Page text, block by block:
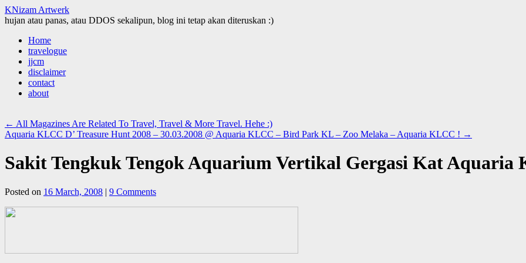
KNizam Artwerk
hujan atau panas, atau DDOS sekalipun, blog ini tetap akan diteruskan :)
Skip
content
Home
travelogue
jjcm
disclaimer
contact
about
← All Magazines Are Related To Travel, Travel & More Travel. Hehe :)
Aquaria KLCC D’ Treasure Hunt 2008 – 30.03.2008 @ Aquaria KLCC – Bird Park KL – Zoo Melaka – Aquaria KLCC ! →
Sakit Tengkuk Tengok Aquarium Vertikal Gergasi Kat Aquaria
Posted on 16 March, 2008 | 9 Comments